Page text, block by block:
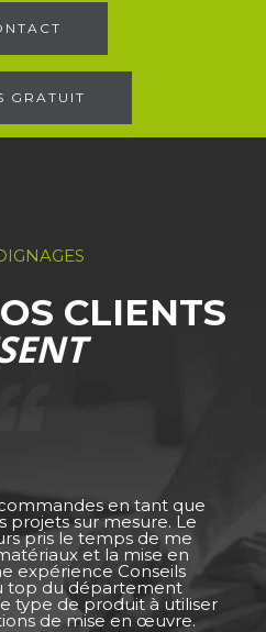
GRATUIT
CLIENTS
en tant que
projets sur mesure. Le
pris le temps de me
et la mise en
expérience Conseils
top du département
type de produit à utiliser
de mise en œuvre.